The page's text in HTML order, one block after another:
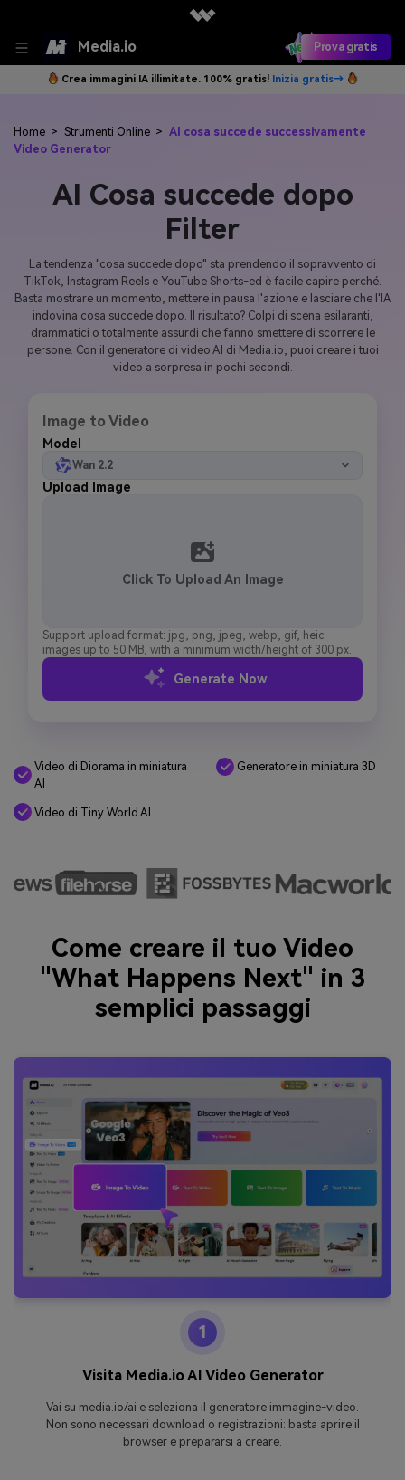
Media.io Prova gratis
Crea immagini IA illimitate. 100% gratis! Inizia gratis→
Home > Strumenti Online > AI cosa succede successivamente
Video Generator
AI Cosa succede dopo
Filter
La tendenza "cosa succede dopo" sta prendendo il sopravvento di
TikTok, Instagram Reels e YouTube Shorts-ed è facile capire perché.
Basta mostrare un momento, mettere in pausa l'azione e lasciare che l'IA
indovina cosa succede dopo. Il risultato? Colpi di scena esilaranti,
drammatici o totalmente assurdi che fanno smettere di scorrere le
persone. Con il generatore di video AI di Media.io, puoi creare i tuoi
video a sorpresa in pochi secondi.
Image to Video
Model
Wan 2.2
Upload Image
Click To Upload An Image
Support upload format: jpg, png, jpeg, webp, gif, heic
images up to 50 MB, with a minimum width/height of 300 px.
Generate Now
Video di Diorama in miniatura
AI
Generatore in miniatura 3D
Video di Tiny World AI
Come creare il tuo Video
"What Happens Next" in 3
semplici passaggi
1
Visita Media.io AI Video Generator
Vai su media.io/ai e seleziona il generatore immagine-video.
Non sono necessari download o registrazioni: basta aprire il
browser e prepararsi a creare.